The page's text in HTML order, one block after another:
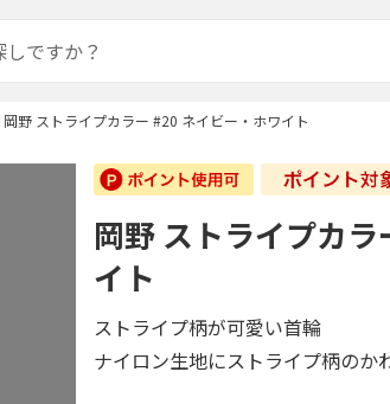
岡野 ストライプカラー #20 ネイビー・ホワイト
岡野 ストライプカ
イト
ストライプ柄が可愛い首輪
ナイロン生地にストライプ柄のか